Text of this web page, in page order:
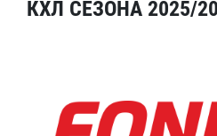
КХЛ СЕЗОНА 2025/